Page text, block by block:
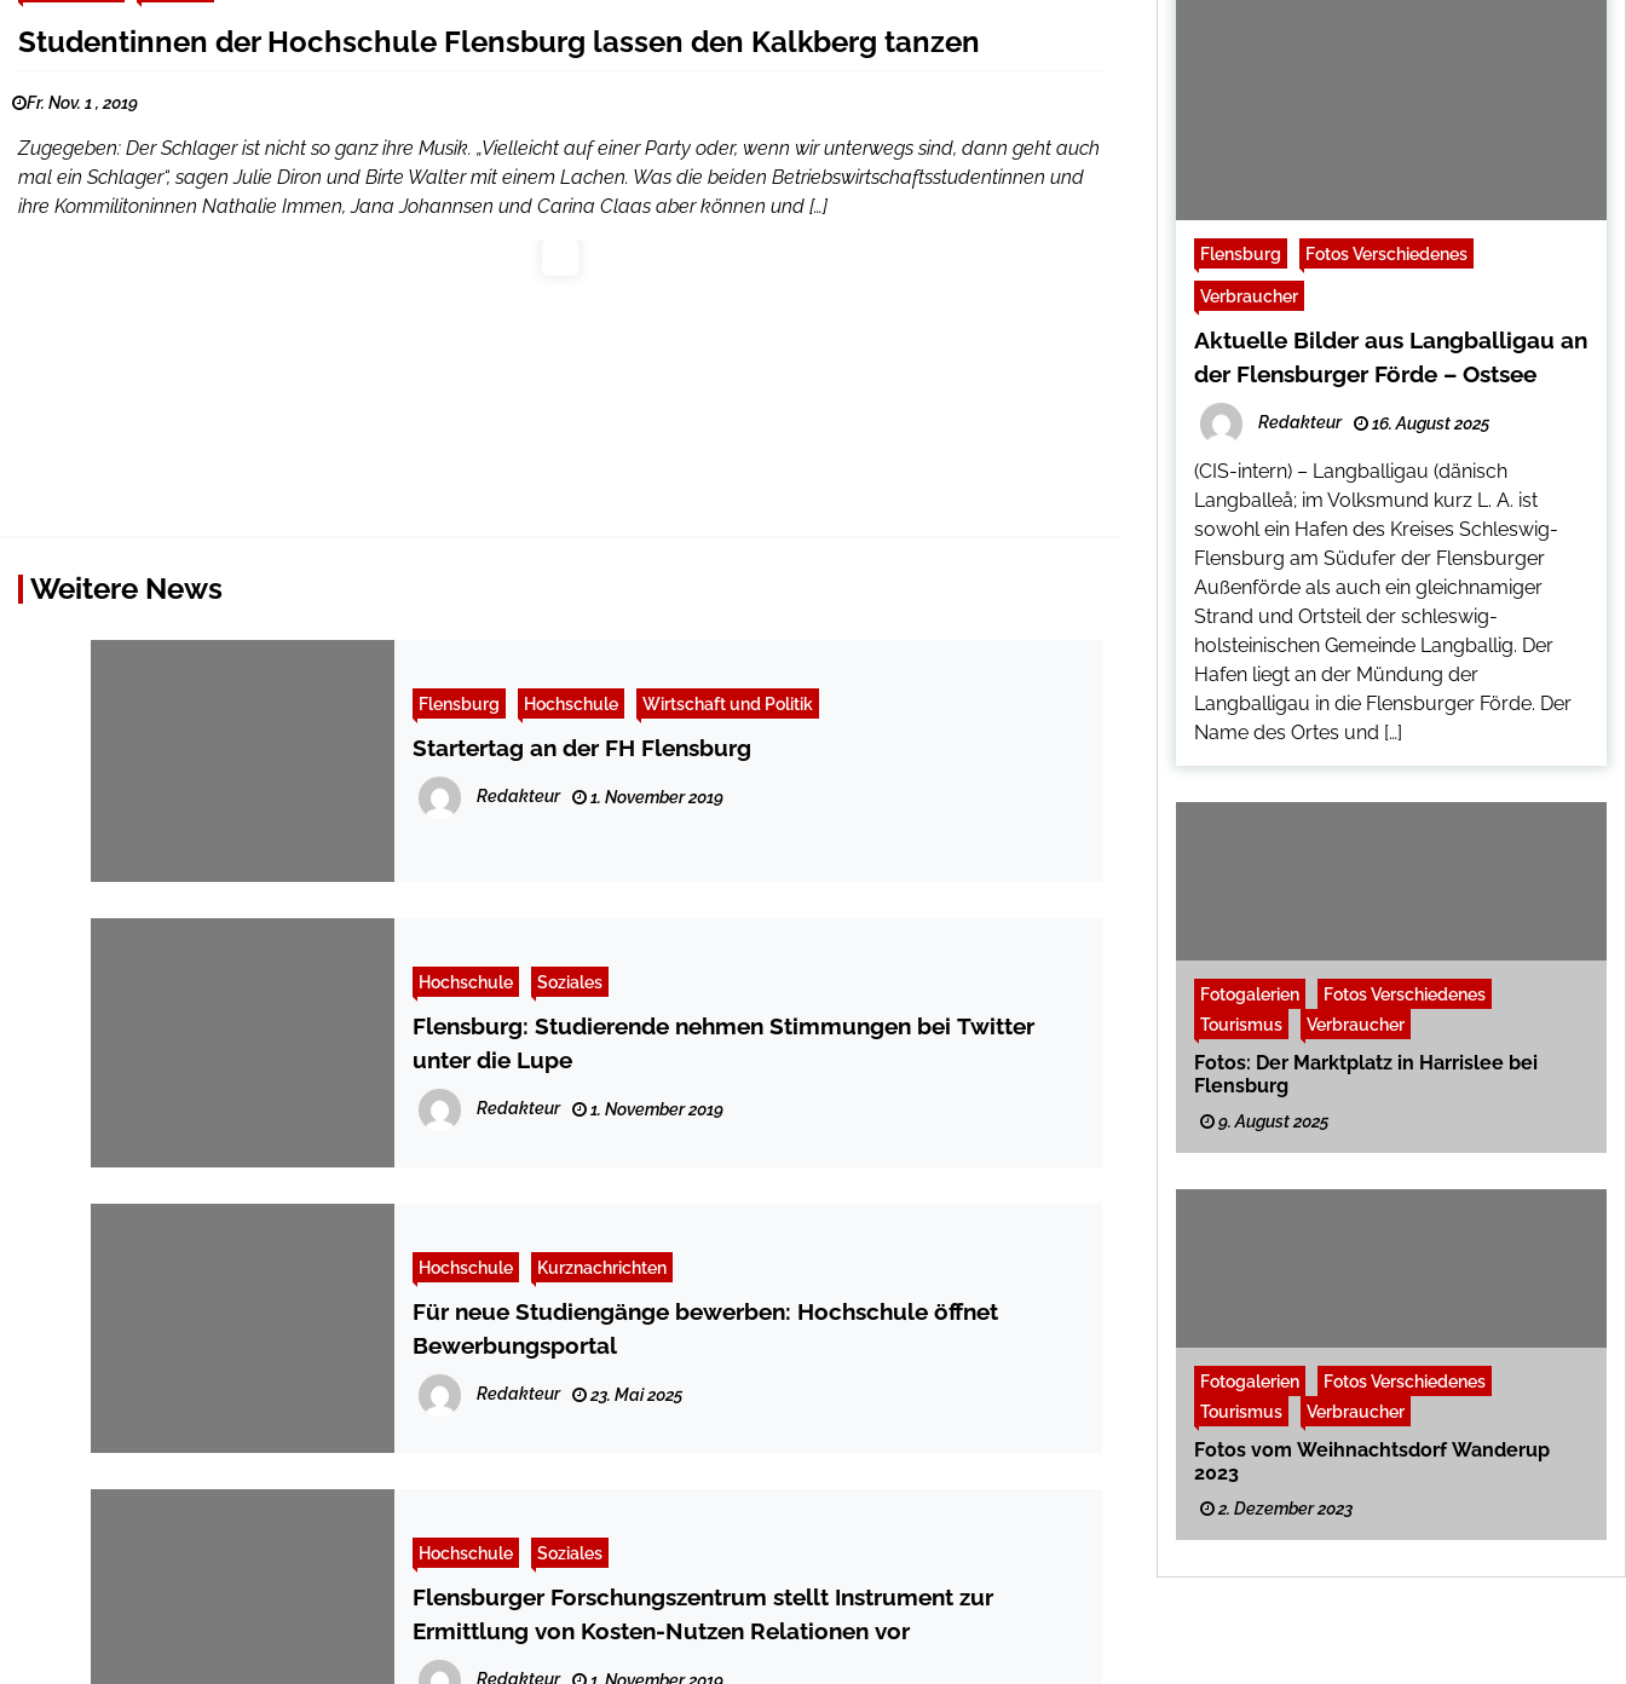
Studentinnen der Hochschule Flensburg lassen den Kalkberg tanzen
Fr. Nov. 1 , 2019
Zugegeben: Der Schlager ist nicht so ganz ihre Musik. „Vielleicht auf einer Party oder, wenn wir unterwegs sind, dann geht auch
mal ein Schlager“, sagen Julie Diron und Birte Walter mit einem Lachen. Was die beiden Betriebswirtschaftsstudentinnen und
ihre Kommilitoninnen Nathalie Immen, Jana Johannsen und Carina Claas aber können und […]
Weitere News
Flensburg Hochschule Wirtschaft und Politik
Startertag an der FH Flensburg
Redakteur 1. November 2019
Hochschule Soziales
Flensburg: Studierende nehmen Stimmungen bei Twitter
unter die Lupe
Redakteur 1. November 2019
Hochschule Kurznachrichten
Für neue Studiengänge bewerben: Hochschule öffnet
Bewerbungsportal
Redakteur 23. Mai 2025
Hochschule Soziales
Flensburger Forschungszentrum stellt Instrument zur
Ermittlung von Kosten-Nutzen Relationen vor
Redakteur
Flensburg Fotos Verschiedenes
Verbraucher
Aktuelle Bilder aus Langballigau an
der Flensburger Förde – Ostsee
Redakteur 16. August 2025
(CIS-intern) – Langballigau (dänisch
Langballeå; im Volksmund kurz L. A. ist
sowohl ein Hafen des Kreises Schleswig-
Flensburg am Südufer der Flensburger
Außenförde als auch ein gleichnamiger
Strand und Ortsteil der schleswig-
holsteinischen Gemeinde Langballig. Der
Hafen liegt an der Mündung der
Langballigau in die Flensburger Förde. Der
Name des Ortes und […]
Fotogalerien
Fotos Verschiedenes
Tourismus
Verbraucher
Fotos: Der Marktplatz in Harrislee bei
Flensburg
9. August 2025
Fotogalerien
Fotos Verschiedenes
Tourismus
Verbraucher
Fotos vom Weihnachtsdorf Wanderup
2023
2. Dezember 2023